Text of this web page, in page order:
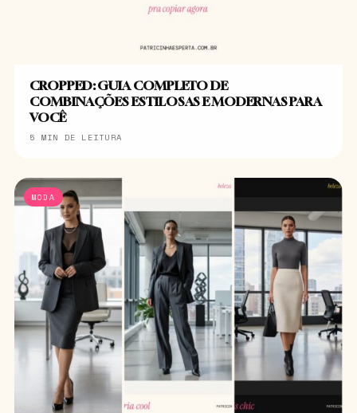
CROPPED: GUIA COMPLETO DE
COMBINAÇÕES ESTILOSAS E MODERNAS PARA
VOCÊ
5 MIN DE LEITURA
MODA